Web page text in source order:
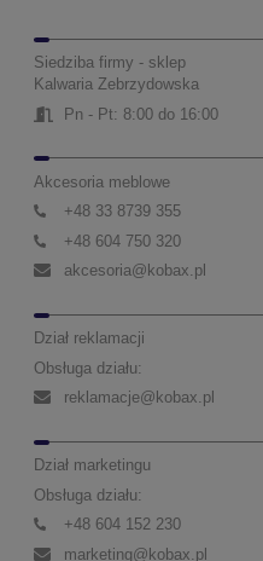
Siedziba firmy - sklep
Kalwaria Zebrzydowska
Pn - Pt: 8:00 do 16:00
Akcesoria meblowe
+48 33 8739 355
+48 604 750 320
akcesoria@kobax.pl
Dział reklamacji
Obsługa działu:
reklamacje@kobax.pl
Dział marketingu
Obsługa działu:
+48 604 152 230
marketing@kobax.pl